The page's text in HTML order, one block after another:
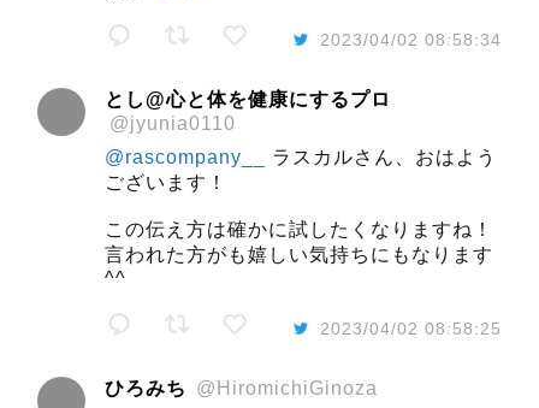
2023/04/02 08:58:34
とし@心と体を健康にするプロ
@jyunia0110
@rascompany__
ラスカルさん、おはよう
ございます！
この伝え方は確かに試したくなりますね！
言われた方がも嬉しい気持ちにもなります
^^
2023/04/02 08:58:25
ひろみち @HiromichiGinoza